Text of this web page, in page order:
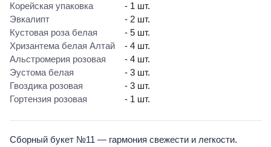
Корейская упаковка
- 1 шт.
Эвкалипт
- 2 шт.
Кустовая роза белая
- 5 шт.
Хризантема белая Алтай
- 4 шт.
Альстромерия розовая
- 4 шт.
Эустома белая
- 3 шт.
Гвоздика розовая
- 3 шт.
Гортензия розовая
- 1 шт.
Сборный букет №11 — гармония свежести и легкости.